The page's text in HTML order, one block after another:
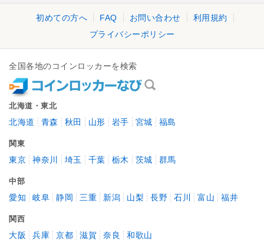
初めての方へ FAQ お問い合わせ
利用規約
プライバシーポリシー
全国各地のコインロッカーを検索
北海道・東北
北海道 青森 秋田 山形 岩手 宮城 福島
関東
東京 神奈川 埼玉 千葉 栃木 茨城 群馬
中部
愛知 岐阜 静岡 三重 新潟 山梨 長野 石川 富山 福井
関西
大阪 兵庫 京都 滋賀 奈良 和歌山